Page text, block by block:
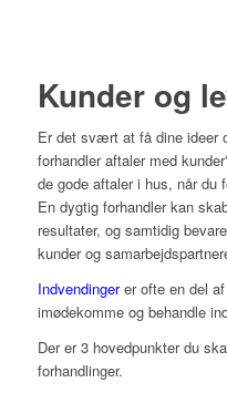
Kunder og
Er det svært at få dine ideer
forhandler aftaler med
de gode aftaler i hus, når du
En dygtig forhandler kan
resultater, og samtidig
kunder og
Indvendingerer ofte en del
imødekomme og behandle
Der er 3 hovedpunkter du
forhandlinger.